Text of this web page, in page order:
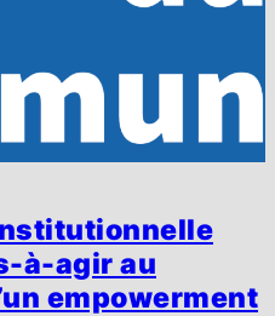
à-agir au
empowerment